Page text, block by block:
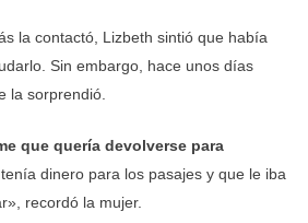
la contactó, Lizbeth sintió que había
Sin embargo, hace unos días
la sorprendió.
que quería devolverse para
dinero para los pasajes y que le iba
recordó la mujer.